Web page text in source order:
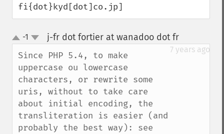
fi{dot}kyd[dot]co.jp]
up
down
-1 j-fr dot fortier at wanadoo dot fr¶
7 years ago
Since PHP 5.4, to make
uppercase ou lowercase
characters, or rewrite some
uris, without to take care
about initial encoding, the
transliteration is easier (and